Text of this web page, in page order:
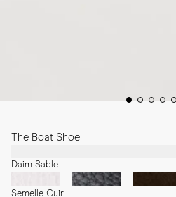
The Boat Shoe
Daim Sable
Semelle Cuir